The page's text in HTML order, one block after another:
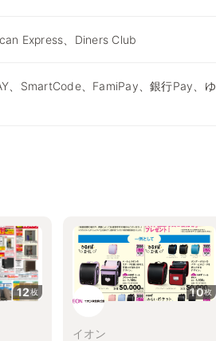
Express、Diners Club
、SmartCode、FamiPay、銀行Pay、ゆ
12枚 10枚
イオン